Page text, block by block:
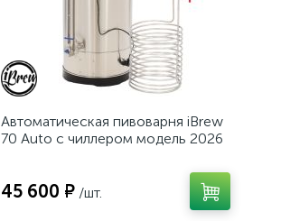
Автоматическая пивоварня iBrew
70 Auto с чиллером модель 2026
45 600 ₽ /шт.